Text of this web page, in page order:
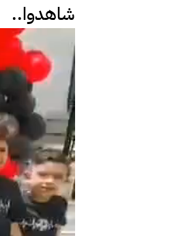
شاهدوا..